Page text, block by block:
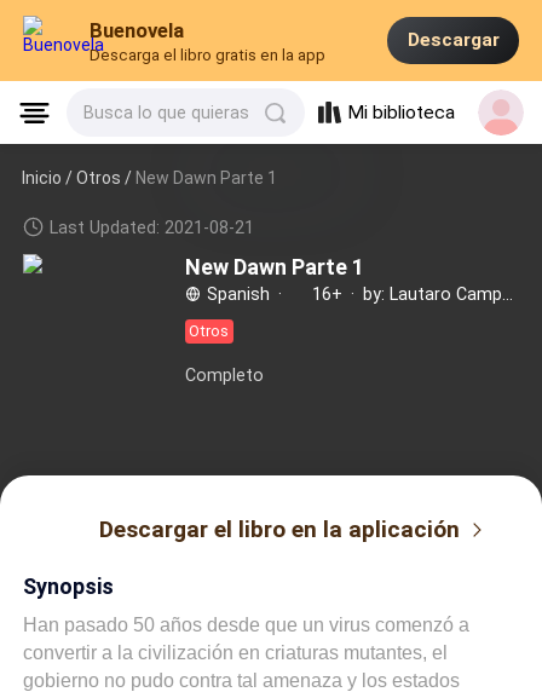
Buenovela
Descarga el libro gratis en la app
Descargar
Busca lo que quieras Mi biblioteca
Inicio /Otros / New Dawn Parte 1
Last Updated: 2021-08-21
New Dawn Parte 1
Spanish · 16+ ·
Otros
Completo
Descargar el libro en la aplicación
Synopsis
Han pasado 50 años desde que un virus comenzó a
convertir a la civilización en criaturas mutantes, el
gobierno no pudo contra tal amenaza y los estados